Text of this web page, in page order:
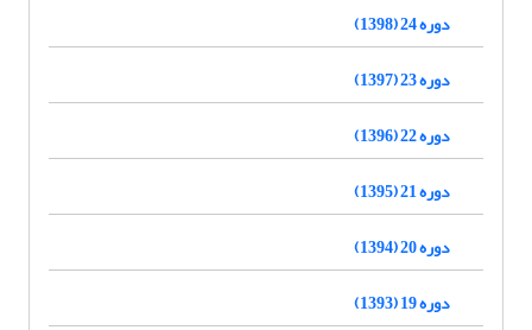
دوره 24 (1398)
دوره 23 (1397)
دوره 22 (1396)
دوره 21 (1395)
دوره 20 (1394)
دوره 19 (1393)